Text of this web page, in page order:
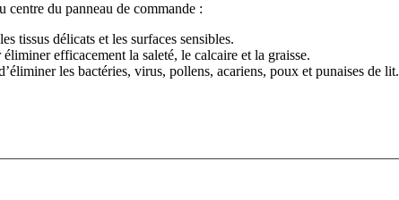
du panneau de commande :
tissus délicats et les surfaces sensibles.
efficacement la saleté, le calcaire et la graisse.
les bactéries, virus, pollens, acariens, poux et punaises de lit.